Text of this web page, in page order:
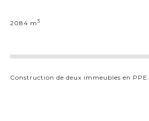
2084 m3
Construction de deux immeubles en PPE.